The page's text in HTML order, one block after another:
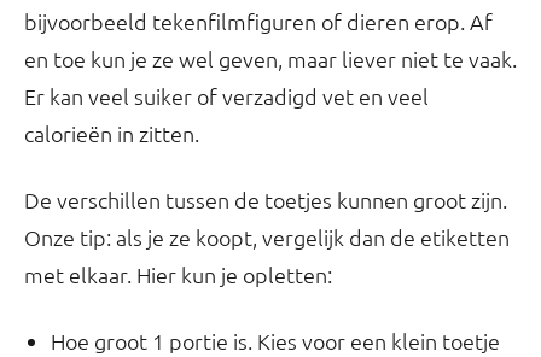
bijvoorbeeld tekenfilmfiguren of dieren erop. Af
en toe kun je ze wel geven, maar liever niet te vaak.
Er kan veel suiker of verzadigd vet en veel
calorieën in zitten.
De verschillen tussen de toetjes kunnen groot zijn.
Onze tip: als je ze koopt, vergelijk dan de etiketten
met elkaar. Hier kun je opletten:
Hoe groot 1 portie is. Kies voor een klein toetje